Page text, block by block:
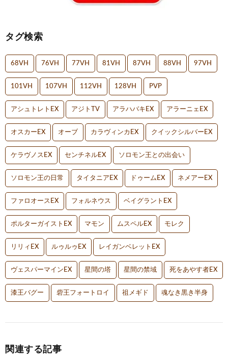
タグ検索
68VH 76VH 77VH 81VH 87VH 88VH 97VH
101VH 107VH 112VH 128VH PVP
アシュトレトEX アジトTV アラハバキEX アラーニェEX
オスカーEX オーブ カラヴィンカEX クイックシルバーEX
ケラヴノスEX センチネルEX ソロモン王との出会い
ソロモン王の日常 タイタニアEX ドゥームEX ネメアーEX
ファロオースEX フォルネウス ベイグラントEX
ポルターガイストEX マモン ムスペルEX モレク
リリィEX ルゥルゥEX レイガンベレットEX
ヴェスパーマインEX 星間の塔 星間の禁域 死をあやす者EX
漆王バグー 砦王フォートロイ 祖メギド 魂なき黒き半身
関連する記事